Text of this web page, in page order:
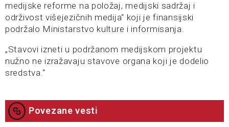
medijske reforme na položaj, medijski sadržaj i
održivost višejezičnih medija“ koji je finansijski
podržalo Ministarstvo kulture i informisanja.
„Stavovi izneti u podržanom medijskom projektu
nužno ne izražavaju stavove organa koji je dodelio
sredstva.“
Povezane vesti